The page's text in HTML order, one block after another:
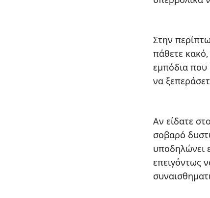
Στην
πάθετε κακό,
εμπόδια που
να
Αν είδατε
σοβαρό
υποδηλώνει
επειγόντως